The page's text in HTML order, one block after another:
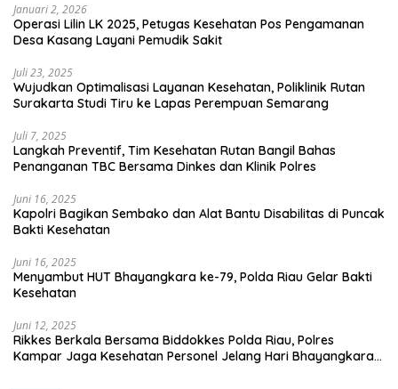
Januari 2, 2026
Operasi Lilin LK 2025, Petugas Kesehatan Pos Pengamanan
Desa Kasang Layani Pemudik Sakit
Juli 23, 2025
Wujudkan Optimalisasi Layanan Kesehatan, Poliklinik Rutan
Surakarta Studi Tiru ke Lapas Perempuan Semarang
Juli 7, 2025
Langkah Preventif, Tim Kesehatan Rutan Bangil Bahas
Penanganan TBC Bersama Dinkes dan Klinik Polres
Juni 16, 2025
Kapolri Bagikan Sembako dan Alat Bantu Disabilitas di Puncak
Bakti Kesehatan
Juni 16, 2025
Menyambut HUT Bhayangkara ke-79, Polda Riau Gelar Bakti
Kesehatan
Juni 12, 2025
Rikkes Berkala Bersama Biddokkes Polda Riau, Polres
Kampar Jaga Kesehatan Personel Jelang Hari Bhayangkara